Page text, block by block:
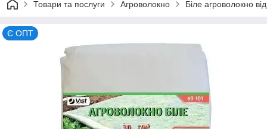
Товари та послуги Агроволокно Біле агроволокно
Є ОПТ